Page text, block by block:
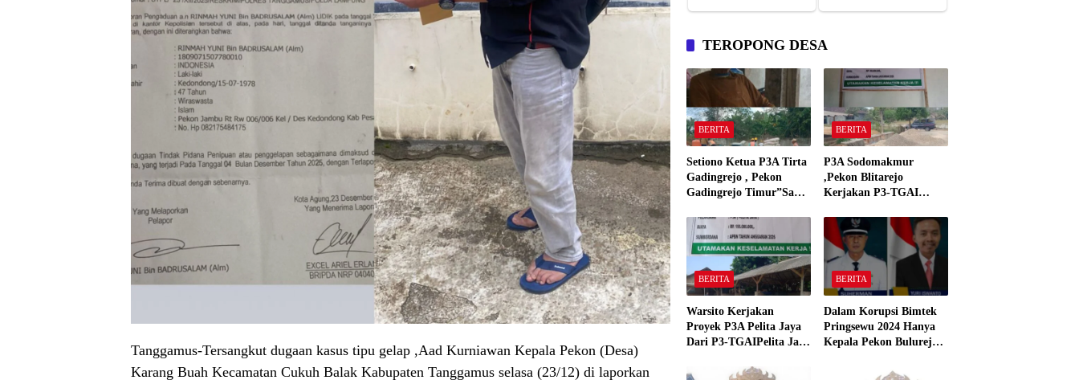
Tanggamus-Tersangkut dugaan kasus tipu gelap ,Aad Kurniawan Kepala Pekon (Desa)
Karang Buah Kecamatan Cukuh Balak Kabupaten Tanggamus selasa (23/12) di laporkan
TEROPONG DESA
BERITA
Setiono Ketua P3A Tirta
Gadingrejo , Pekon
Gadingrejo Timur”Saya
Bakar Kantor Camat
Gadingrejo Tahun 2000″
BERITA
P3A Sodomakmur
,Pekon Blitarejo
Kerjakan P3-TGAI
Spesifikasinya
BERITA
Warsito Kerjakan
Proyek P3A Pelita Jaya
Dari P3-TGAIPelita Jaya
“Semua Material Sesuai
BERITA
Dalam Korupsi Bimtek
Pringsewu 2024 Hanya
Kepala Pekon Bulurejo
dan Dana Insentif Pekon